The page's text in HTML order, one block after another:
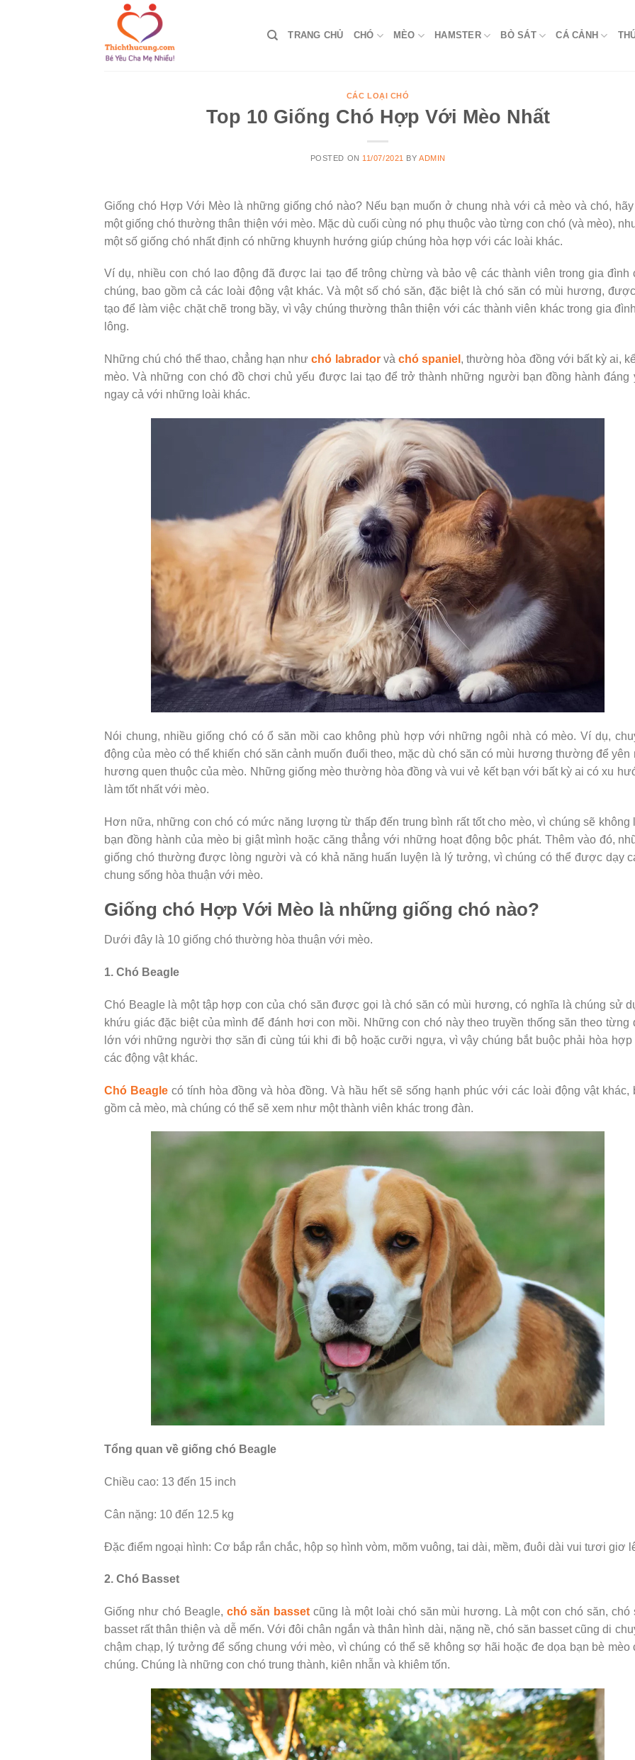
TRANG CHỦ CHÓ MÈO HAMSTER BÒ SÁT CÁ CẢNH
CÁC LOẠI CHÓ
Top 10 Giống Chó Hợp Với Mèo Nhất
POSTED ON 11/07/2021 BYADMIN
Giống chó Hợp Với Mèo là những giống chó nào? Nếu bạn muốn ở chung nhà với cả mèo và chó, hãy
một giống chó thường thân thiện với mèo. Mặc dù cuối cùng nó phụ thuộc vào từng con chó (và mèo),
một số giống chó nhất định có những khuynh hướng giúp chúng hòa hợp với các loài khác.
Ví dụ, nhiều con chó lao động đã được lai tạo để trông chừng và bảo vệ các thành viên trong gia đình
chúng, bao gồm cả các loài động vật khác. Và một số chó săn, đặc biệt là chó săn có mùi hương,
tạo để làm việc chặt chẽ trong bầy, vì vậy chúng thường thân thiện với các thành viên khác trong gia
lông.
Những chú chó thể thao, chẳng hạn nhưchó labradorvà chó spaniel , thường hòa đồng với bất kỳ ai,
mèo. Và những con chó đồ chơi chủ yếu được lai tạo để trở thành những người bạn đồng hành đáng
ngay cả với những loài khác.
Nói chung, nhiều giống chó có ổ săn mồi cao không phù hợp với những ngôi nhà có mèo. Ví dụ,
động của mèo có thể khiến chó săn cảnh muốn đuổi theo, mặc dù chó săn có mùi hương thường để yên
hương quen thuộc của mèo. Những giống mèo thường hòa đồng và vui vẻ kết bạn với bất kỳ ai có xu
làm tốt nhất với mèo.
Hơn nữa, những con chó có mức năng lượng từ thấp đến trung bình rất tốt cho mèo, vì chúng sẽ không
bạn đồng hành của mèo bị giật mình hoặc căng thẳng với những hoạt động bộc phát. Thêm vào đó,
giống chó thường được lòng người và có khả năng huấn luyện là lý tưởng, vì chúng có thể được dạy
chung sống hòa thuận với mèo.
Giống chó Hợp Với Mèo là những giống chó nào?
Dưới đây là 10 giống chó thường hòa thuận với mèo.
1. Chó Beagle
Chó Beagle là một tập hợp con của chó săn được gọi là chó săn có mùi hương, có nghĩa là chúng sử
khứu giác đặc biệt của mình để đánh hơi con mồi. Những con chó này theo truyền thống săn theo từng
lớn với những người thợ săn đi cùng túi khi đi bộ hoặc cưỡi ngựa, vì vậy chúng bắt buộc phải hòa
các động vật khác.
Chó Beaglecó tính hòa đồng và hòa đồng. Và hầu hết sẽ sống hạnh phúc với các loài động vật khác,
gồm cả mèo, mà chúng có thể sẽ xem như một thành viên khác trong đàn.
Tổng quan về giống chó Beagle
Chiều cao: 13 đến 15 inch
Cân nặng: 10 đến 12.5 kg
Đặc điểm ngoại hình: Cơ bắp rắn chắc, hộp sọ hình vòm, mõm vuông, tai dài, mềm, đuôi dài vui tươi giơ
2. Chó Basset
Giống như chó Beagle, chó săn basset cũng là một loài chó săn mùi hương. Là một con chó săn, chó
basset rất thân thiện và dễ mến. Với đôi chân ngắn và thân hình dài, nặng nề, chó săn basset cũng di
chậm chạp, lý tưởng để sống chung với mèo, vì chúng có thể sẽ không sợ hãi hoặc đe dọa bạn bè mèo
chúng. Chúng là những con chó trung thành, kiên nhẫn và khiêm tốn.